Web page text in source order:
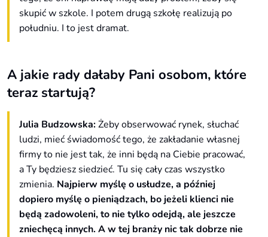
skupić w szkole. I potem drugą szkołę realizują po
południu. I to jest dramat.
A jakie rady dałaby Pani osobom, które
teraz startują?
Julia Budzowska:Żeby obserwować rynek, słuchać
ludzi, mieć świadomość tego, że zakładanie własnej
firmy to nie jest tak, że inni będą na Ciebie pracować,
a Ty będziesz siedzieć. Tu się cały czas wszystko
zmienia. Najpierw myślę o usłudze, a później
dopiero myślę o pieniądzach, bo jeżeli klienci nie
będą zadowoleni, to nie tylko odejdą, ale jeszcze
zniechęcą innych.A w tej branży nic tak dobrze nie